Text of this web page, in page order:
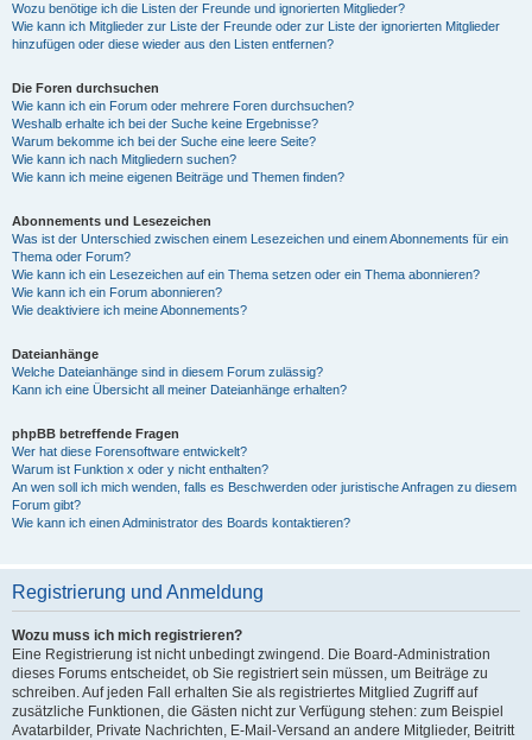
Wozu benötige ich die Listen der Freunde und ignorierten Mitglieder?
Wie kann ich Mitglieder zur Liste der Freunde oder zur Liste der ignorierten Mitglieder
hinzufügen oder diese wieder aus den Listen entfernen?
Die Foren durchsuchen
Wie kann ich ein Forum oder mehrere Foren durchsuchen?
Weshalb erhalte ich bei der Suche keine Ergebnisse?
Warum bekomme ich bei der Suche eine leere Seite?
Wie kann ich nach Mitgliedern suchen?
Wie kann ich meine eigenen Beiträge und Themen finden?
Abonnements und Lesezeichen
Was ist der Unterschied zwischen einem Lesezeichen und einem Abonnements für ein
Thema oder Forum?
Wie kann ich ein Lesezeichen auf ein Thema setzen oder ein Thema abonnieren?
Wie kann ich ein Forum abonnieren?
Wie deaktiviere ich meine Abonnements?
Dateianhänge
Welche Dateianhänge sind in diesem Forum zulässig?
Kann ich eine Übersicht all meiner Dateianhänge erhalten?
phpBB betreffende Fragen
Wer hat diese Forensoftware entwickelt?
Warum ist Funktion x oder y nicht enthalten?
An wen soll ich mich wenden, falls es Beschwerden oder juristische Anfragen zu diesem
Forum gibt?
Wie kann ich einen Administrator des Boards kontaktieren?
Registrierung und Anmeldung
Wozu muss ich mich registrieren?
Eine Registrierung ist nicht unbedingt zwingend. Die Board-Administration
dieses Forums entscheidet, ob Sie registriert sein müssen, um Beiträge zu
schreiben. Auf jeden Fall erhalten Sie als registriertes Mitglied Zugriff auf
zusätzliche Funktionen, die Gästen nicht zur Verfügung stehen: zum Beispiel
Avatarbilder, Private Nachrichten, E-Mail-Versand an andere Mitglieder, Beitritt